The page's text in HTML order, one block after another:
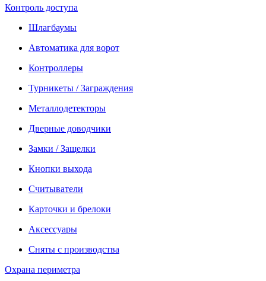
Контроль доступа
Шлагбаумы
Автоматика для ворот
Контроллеры
Турникеты / Заграждения
Металлодетекторы
Дверные доводчики
Замки / Защелки
Кнопки выхода
Считыватели
Карточки и брелоки
Аксессуары
Сняты с производства
Охрана периметра